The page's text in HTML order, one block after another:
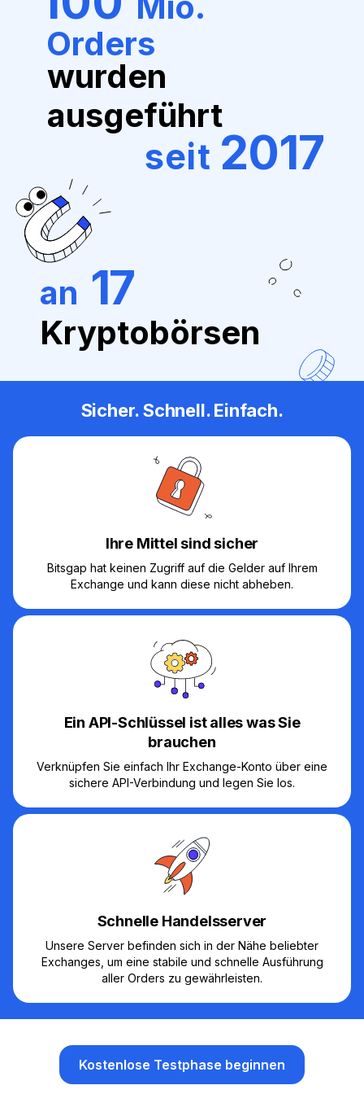
Orders
wurden
ausgeführt
seit 2017
an 17
Kryptobörsen
Sicher. Schnell. Einfach.
Ihre Mittel sind sicher
Bitsgap hat keinen Zugriff auf die Gelder auf Ihrem
Exchange und kann diese nicht abheben.
Ein API-Schlüssel ist alles was Sie
brauchen
Verknüpfen Sie einfach Ihr Exchange-Konto über eine
sichere API-Verbindung und legen Sie los.
Schnelle Handelsserver
Unsere Server befinden sich in der Nähe beliebter
Exchanges, um eine stabile und schnelle Ausführung
aller Orders zu gewährleisten.
Kostenlose Testphase beginnen